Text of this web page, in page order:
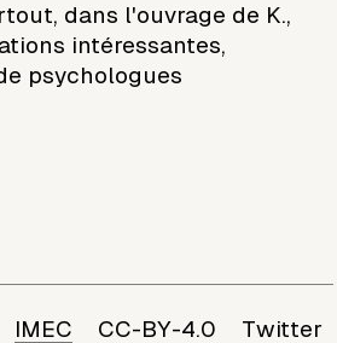
dans l'ouvrage de K.,
intéressantes,
psychologues
IMEC CC-BY-4.0 Twitter